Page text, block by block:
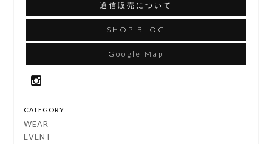
通信販売について
SHOP BLOG
Google Map
CATEGORY
WEAR
EVENT